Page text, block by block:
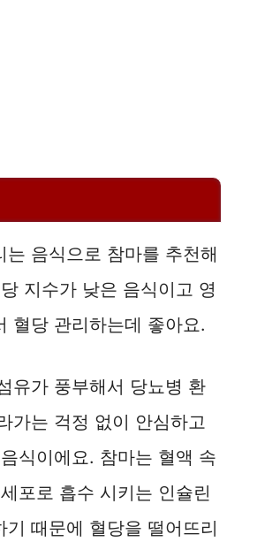
는 음식으로 참마를 추천해
지수가 낮은 음식이고 영
혈당 관리하는데 좋아요.
유가 풍부해서 당뇨병 환
가는 걱정 없이 안심하고
식이에요. 참마는 혈액 속
포로 흡수 시키는 인슐린
기 때문에 혈당을 떨어뜨리